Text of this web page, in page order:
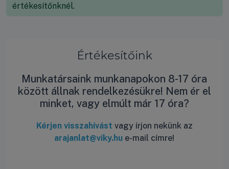
Értékesítőink
Munkatársaink munkanapokon 8-17 óra
között állnak rendelkezésükre! Nem ér el
minket, vagy elmúlt már 17 óra?
Kérjen visszahívást vagy írjon nekünk az
arajanlat@viky.hu e-mail címre!
értékesítőnknél.